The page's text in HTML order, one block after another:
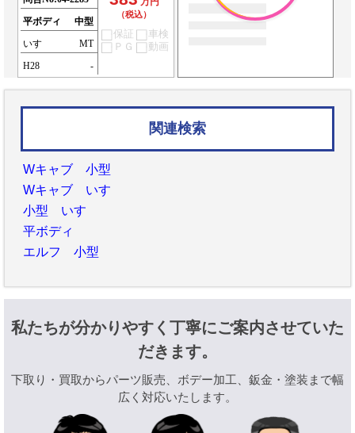
平ボディ
中型
いすゞ
MT
H28
-
（税込）
保証
車検
ＰＧ
動画
関連検索
Wキャブ 小型
Wキャブ いすゞ
小型 いすゞ
平ボディ
エルフ 小型
私たちが分かりやすく丁寧にご案内させていた
だきます。
下取り・買取からパーツ販売、ボデー加工、鈑金・塗装まで幅
広く対応いたします。